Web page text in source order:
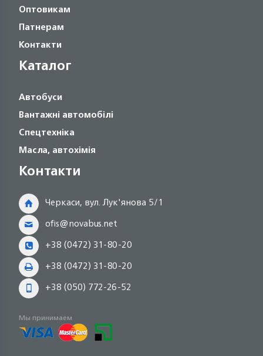
Оптовикам
Патнерам
Контакти
Каталог
Автобуси
Вантажні автомобілі
Спецтехніка
Масла, автохімія
Контакти
Черкаси, вул. Лук'янова 5/1
ofis@novabus.net
+38 (0472) 31-80-20
+38 (0472) 31-80-20
+38 (050) 772-26-52
Мы принимаем